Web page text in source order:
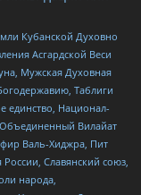
Кубанской Духовно
Асгардской Веси
Мужская Духовная
Таблиги
единство, Национал-
Вилайат
Валь-Хиджра, Пит
Славянский союз,
народа,